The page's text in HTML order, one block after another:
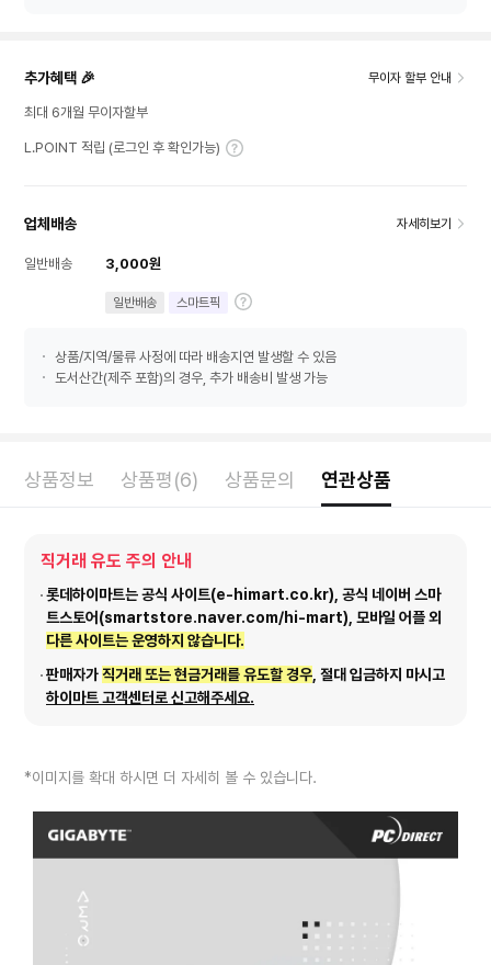
추가혜택 🎉 무이자 할부 안내
최대 6개월 무이자할부
L.POINT 적립 (로그인 후 확인가능)
업체배송 자세히보기
일반배송 3,000원
일반배송 스마트픽
상품/지역/물류 사정에 따라 배송지연 발생할 수 있음
도서산간(제주 포함)의 경우, 추가 배송비 발생 가능
상품정보 상품평(6) 상품문의 연관상품
직거래 유도 주의 안내
롯데하이마트는 공식 사이트(e-himart.co.kr), 공식 네이버 스마
트스토어(smartstore.naver.com/hi-mart), 모바일 어플 외
다른 사이트는 운영하지 않습니다.
판매자가직거래 또는 현금거래를 유도할 경우 , 절대 입금하지 마시고
하이마트 고객센터로 신고해주세요.
*이미지를 확대 하시면 더 자세히 볼 수 있습니다.